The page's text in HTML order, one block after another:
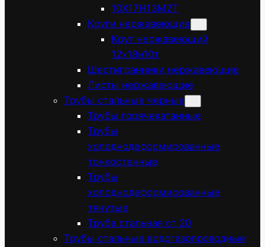
10Х17Н13М2Т
Круги нержавеющие
Круг нержавеющий
12х18н10т
Шестигранники нержавеющие
Листы нержавеющие
Трубы стальные черные
Трубы горячекатанные
Трубы
холоднодеформированные
тонкостенные
Трубы
холоднодеформированные
тянутые
Труба стальная ст 20
Трубы стальные водогазопроводные